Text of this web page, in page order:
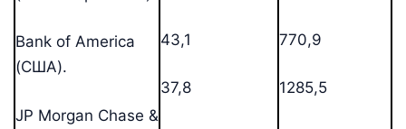
Bank of America
(США).
JP Morgan Chase &
43,1
37,8
770,9
1285,5